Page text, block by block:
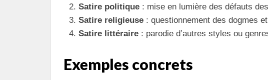
Satire politique : mise en lumière des défauts
Satire religieuse : questionnement des dogmes
Satire littéraire : parodie d’autres styles ou
Exemples concrets